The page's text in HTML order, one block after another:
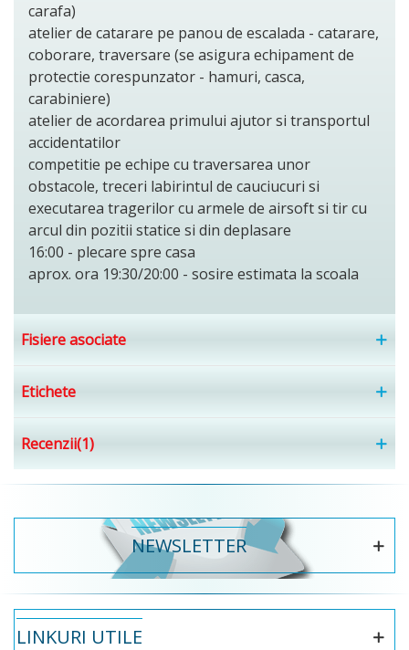
carafa)
atelier de catarare pe panou de escalada - catarare,
coborare, traversare (se asigura echipament de
protectie corespunzator - hamuri, casca,
carabiniere)
atelier de acordarea primului ajutor si transportul
accidentatilor
competitie pe echipe cu traversarea unor
obstacole, treceri labirintul de cauciucuri si
executarea tragerilor cu armele de airsoft si tir cu
arcul din pozitii statice si din deplasare
16:00 - plecare spre casa
aprox. ora 19:30/20:00 - sosire estimata la scoala
Fisiere asociate
Etichete
Recenzii(1)
NEWSLETTER
LINKURI UTILE